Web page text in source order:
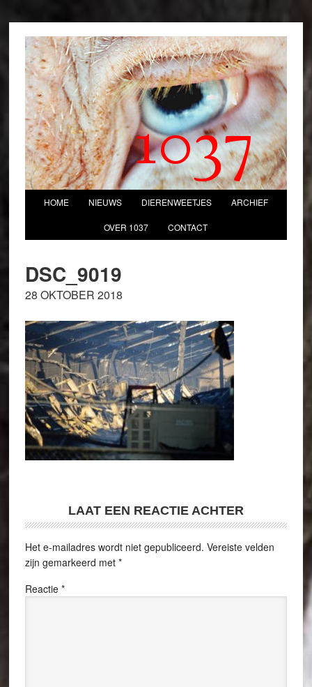
1037
HOME NIEUWS DIERENWEETJES ARCHIEF
OVER 1037 CONTACT
DSC_9019
28 OKTOBER 2018
LAAT EEN REACTIE ACHTER
Het e-mailadres wordt niet gepubliceerd. Vereiste velden
zijn gemarkeerd met *
Reactie *